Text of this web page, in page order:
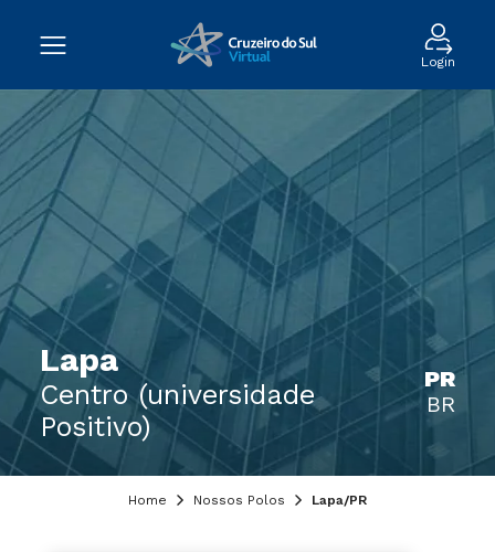
Login
Lapa
Centro (universidade
Positivo)
PR
BR
Home Nossos Polos Lapa/PR